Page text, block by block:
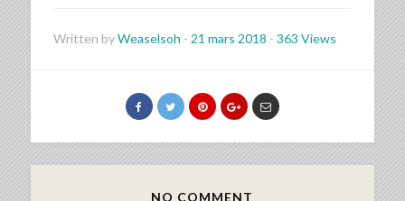
Written byWeaselsoh - 21 mars 2018 - 363 Views
NO COMMENT